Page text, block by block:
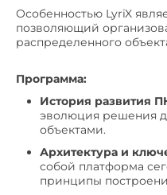
Особенностью LyriX
позволяющий
распределенного
Программа:
История развития
эволюция решения
объектами.
Архитектура и
собой платформа
принципы